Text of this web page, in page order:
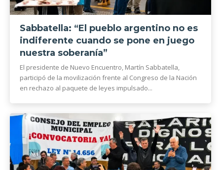
Sabbatella: “El pueblo argentino no es
indiferente cuando se pone en juego
nuestra soberanía”
El presidente de Nuevo Encuentro, Martín Sabbatella,
participó de la movilización frente al Congreso de la Nación
en rechazo al paquete de leyes impulsado...